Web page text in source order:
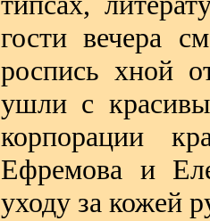
гости вечера
роспись хной
ушли с
корпорации
Ефремова и
уходу за кожей